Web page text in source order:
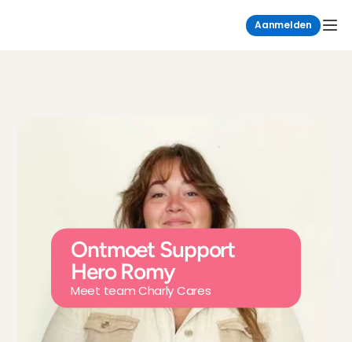
Aanmelden
Ontmoet Support
Hero Romy
Meet team Charly Cares